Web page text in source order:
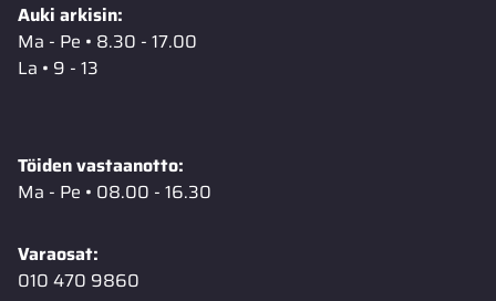
Auki arkisin:
Ma - Pe • 8.30 - 17.00
La • 9 - 13
Töiden vastaanotto:
Ma - Pe • 08.00 - 16.30
Varaosat:
010 470 9860